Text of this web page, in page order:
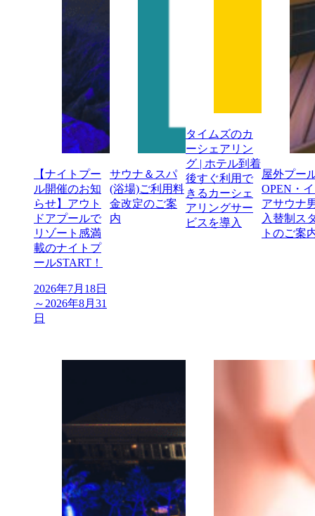
【ナイトプー
ル開催のお知
らせ】アウト
ドアプールで
リゾート感満
載のナイトプ
ールSTART！
2026年7月18日
～2026年8月31
日
サウナ＆スパ
(浴場)ご利用料
金改定のご案
内
タイムズのカ
ーシェアリン
グ | ホテル到着
後すぐ利用で
きるカーシェ
アリングサー
ビスを導入
屋外プー
OPEN・
アサウナ
入替制ス
トのご案